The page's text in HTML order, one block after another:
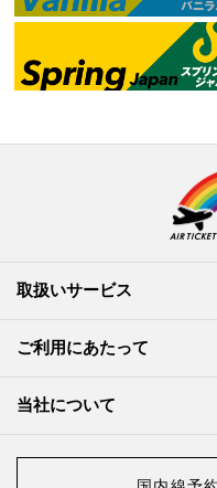
取扱いサービス
ご利用にあたって
当社について